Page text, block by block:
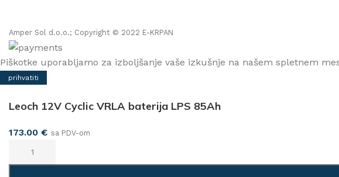
Amper Sol d.o.o.; Copyright © 2022 E-KRPAN
Piškotke uporabljamo za izboljšanje vaše izkušnje na našem spletnem
prihvatiti
Leoch 12V Cyclic VRLA baterija LPS 85Ah
173.00 € sa PDV-om